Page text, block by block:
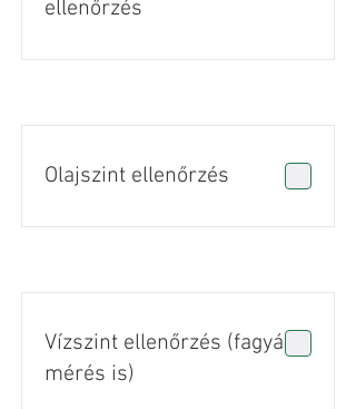
ellenőrzés
Olajszint ellenőrzés
Vízszint ellenőrzés (fagyálló
mérés is)